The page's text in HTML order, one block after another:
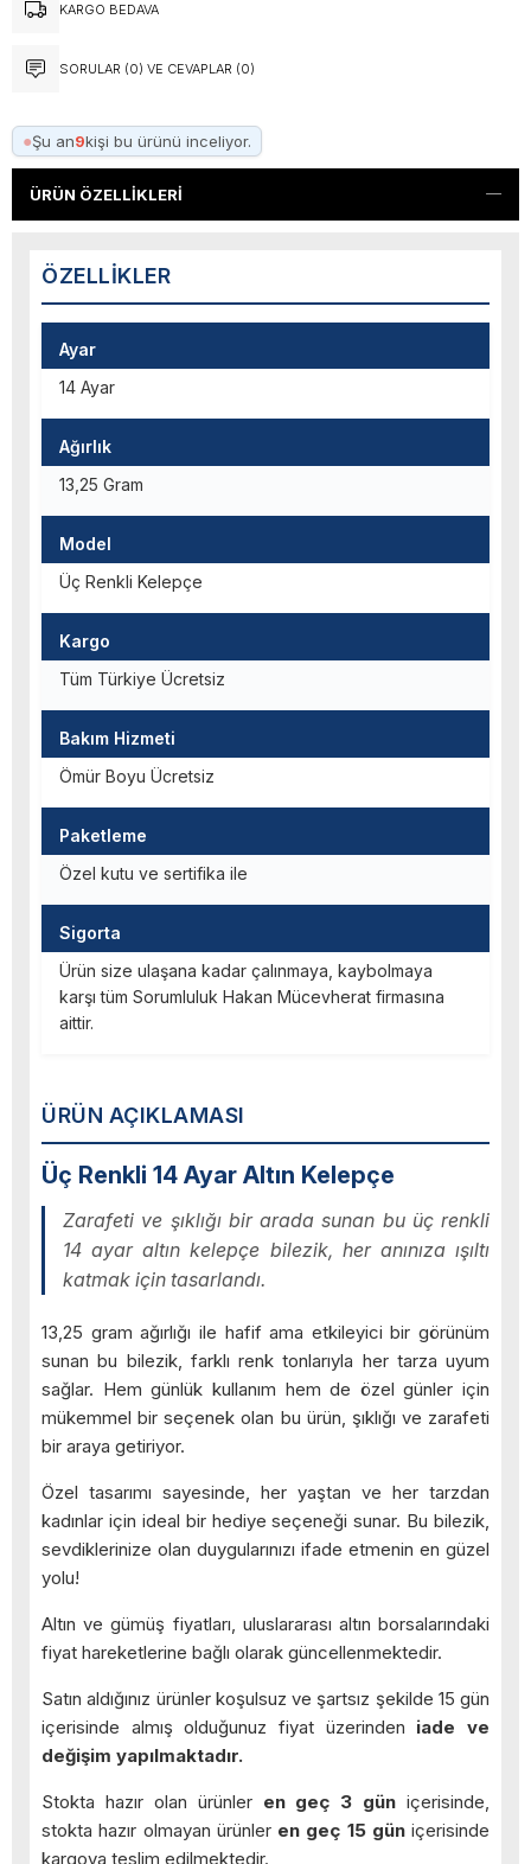
KARGO BEDAVA
SORULAR (0) VE CEVAPLAR (0)
●Şu an9kişi bu ürünü inceliyor.
ÜRÜN ÖZELLIKLERI
ÜRÜN AÇIKLAMASI
Üç Renkli 14 Ayar Altın Kelepçe
Zarafeti ve şıklığı bir arada sunan bu üç renkli
14 ayar altın kelepçe bilezik, her anınıza ışıltı
katmak için tasarlandı.
13,25 gram ağırlığı ile hafif ama etkileyici bir görünüm
sunan bu bilezik, farklı renk tonlarıyla her tarza uyum
sağlar. Hem günlük kullanım hem de özel günler için
mükemmel bir seçenek olan bu ürün, şıklığı ve zarafeti
bir araya getiriyor.
Özel tasarımı sayesinde, her yaştan ve her tarzdan
kadınlar için ideal bir hediye seçeneği sunar. Bu bilezik,
sevdiklerinize olan duygularınızı ifade etmenin en güzel
yolu!
Altın ve gümüş fiyatları, uluslararası altın borsalarındaki
fiyat hareketlerine bağlı olarak güncellenmektedir.
Satın aldığınız ürünler koşulsuz ve şartsız şekilde 15 gün
içerisinde almış olduğunuz fiyat üzerinden iade ve
değişim yapılmaktadır.
Stokta hazır olan ürünler en geç 3 gün içerisinde,
stokta hazır olmayan ürünler en geç 15 güniçerisinde
kargoya teslim edilmektedir.
ÖZELLIKLER
Ayar
14 Ayar
Ağırlık
13,25 Gram
Model
Üç Renkli Kelepçe
Kargo
Tüm Türkiye Ücretsiz
Bakım Hizmeti
Ömür Boyu Ücretsiz
Paketleme
Özel kutu ve sertifika ile
Sigorta
Ürün size ulaşana kadar çalınmaya, kaybolmaya
karşı tüm Sorumluluk Hakan Mücevherat firmasına
aittir.